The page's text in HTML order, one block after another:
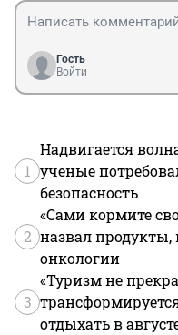
Гость
Войти
1
Надвигается
ученые
безопасность
2
«Сами кормите
назвал
онкологии
3
«Туризм не
отдыхать в